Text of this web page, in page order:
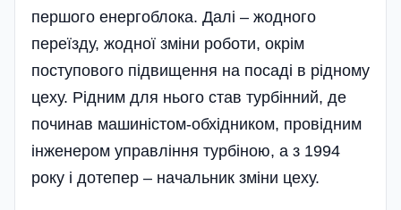
першого енергоблока. Далі – жодного
переїзду, жодної зміни роботи, окрім
поступового підвищення на посаді в рідному
цеху. Рідним для нього став турбінний, де
починав машиністом-обхідником, провідним
інженером управління турбіною, а з 1994
року і дотепер – начальник зміни цеху.